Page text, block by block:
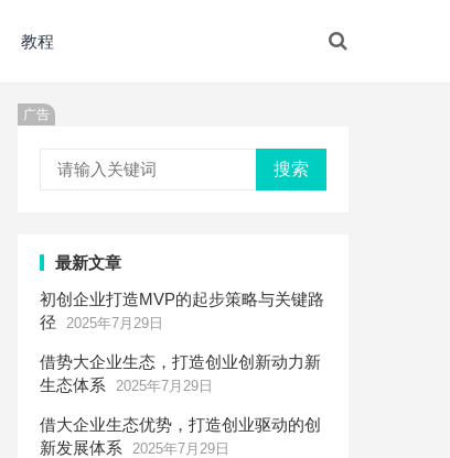
教程
广告
搜索
最新文章
初创企业打造MVP的起步策略与关键路
径
2025年7月29日
借势大企业生态，打造创业创新动力新
生态体系
2025年7月29日
借大企业生态优势，打造创业驱动的创
新发展体系
2025年7月29日